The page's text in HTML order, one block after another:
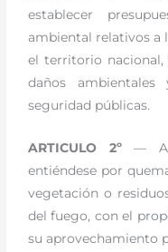
establecer
ambiental relativos a
el territorio nacional,
daños
seguridad públicas.
ARTICULO 2º— A
entiéndese por
vegetación o
del fuego, con el
su aprovechamiento